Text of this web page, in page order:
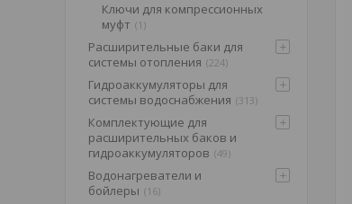
Ключи для компрессионных
муфт
1
Расширительные баки для
системы отопления 224
Гидроаккумуляторы для
системы водоснабжения 313
Комплектующие для
расширительных баков и
гидроаккумуляторов 49
Водонагреватели и
бойлеры
16